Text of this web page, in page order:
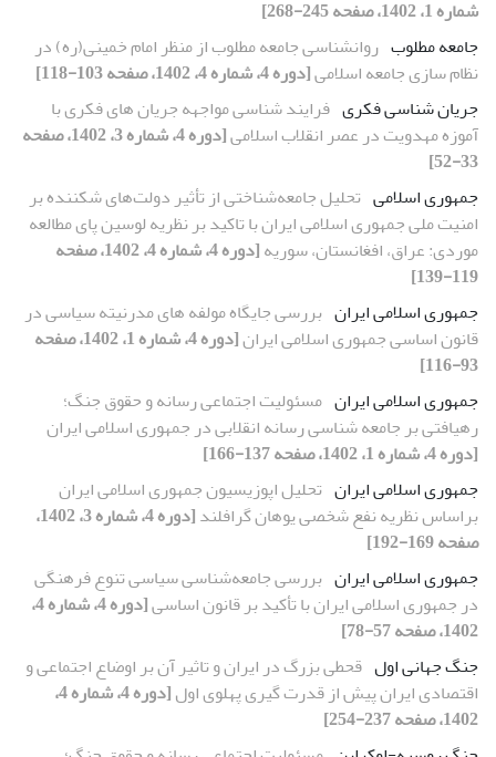
شماره 1، 1402، صفحه 245-268]
جامعه مطلوب روانشناسی جامعه مطلوب از منظر امام خمینی(ره) در
نظام سازی جامعه اسلامی[دوره 4، شماره 4، 1402، صفحه 103-118]
جریان شناسی فکری فرایند شناسی مواجهه جریان های فکری با
آموزه مهدویت در عصر انقلاب اسلامی
[دوره 4، شماره 3، 1402، صفحه
33-52]
جمهوری اسلامی تحلیل جامعه‌شناختی از تأثیر دولت‌های شکننده بر
امنیت ملی جمهوری اسلامی ایران با تاکید بر نظریه لوسین پای مطالعه
موردی: عراق، افغانستان، سوریه
[دوره 4، شماره 4، 1402، صفحه
119-139]
جمهوری اسلامی ایران بررسی جایگاه مولفه های مدرنیته سیاسی در
قانون اساسی جمهوری اسلامی ایران
[دوره 4، شماره 1، 1402، صفحه
93-116]
جمهوری اسلامی ایران مسئولیت اجتماعی رسانه و حقوق جنگ؛
رهیافتی بر جامعه شناسی رسانه انقلابی در جمهوری اسلامی ایران
[دوره 4، شماره 1، 1402، صفحه 137-166]
جمهوری اسلامی ایران تحلیل اپوزیسیون جمهوری اسلامی ایران
براساس نظریه نفع شخصی یوهان گرافلند
[دوره 4، شماره 3، 1402،
صفحه 169-192]
جمهوری اسلامی ایران بررسی جامعه‌شناسی سیاسی تنوع فرهنگی
در جمهوری اسلامی ایران با تأکید بر قانون اساسی
[دوره 4، شماره 4،
1402، صفحه 57-78]
جنگ جهانی اول قحطی بزرگ در ایران و تاثیر آن بر اوضاع اجتماعی و
اقتصادی ایران پیش از قدرت گیری پهلوی اول
[دوره 4، شماره 4،
1402، صفحه 237-254]